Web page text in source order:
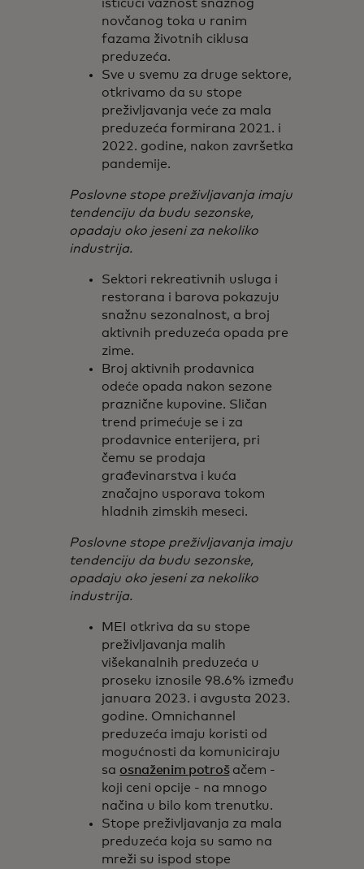
ističući važnost snažnog
novčanog toka u ranim
fazama životnih ciklusa
preduzeća.
Sve u svemu za druge sektore,
otkrivamo da su stope
preživljavanja veće za mala
preduzeća formirana 2021. i
2022. godine, nakon završetka
pandemije.
Poslovne stope preživljavanja imaju
tendenciju da budu sezonske,
opadaju oko jeseni za nekoliko
industrija.
Sektori rekreativnih usluga i
restorana i barova pokazuju
snažnu sezonalnost, a broj
aktivnih preduzeća opada pre
zime.
Broj aktivnih prodavnica
odeće opada nakon sezone
praznične kupovine. Sličan
trend primećuje se i za
prodavnice enterijera, pri
čemu se prodaja
građevinarstva i kuća
značajno usporava tokom
hladnih zimskih meseci.
Poslovne stope preživljavanja imaju
tendenciju da budu sezonske,
opadaju oko jeseni za nekoliko
industrija.
MEI otkriva da su stope
preživljavanja malih
višekanalnih preduzeća u
proseku iznosile 98.6% između
januara 2023. i avgusta 2023.
godine. Omnichannel
preduzeća imaju koristi od
mogućnosti da komuniciraju
sa osnaženim potrošačem -
koji ceni opcije - na mnogo
načina u bilo kom trenutku.
Stope preživljavanja za mala
preduzeća koja su samo na
mreži su ispod stope